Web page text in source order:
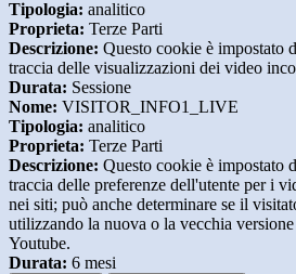
Tipologia: analitico
Proprieta: Terze Parti
Descrizione: Questo cookie è impostato
traccia delle visualizzazioni dei video
Durata: Sessione
Nome: VISITOR_INFO1_LIVE
Tipologia: analitico
Proprieta: Terze Parti
Descrizione: Questo cookie è impostato
traccia delle preferenze dell'utente per i
nei siti; può anche determinare se il
utilizzando la nuova o la vecchia
Youtube.
Durata: 6 mesi